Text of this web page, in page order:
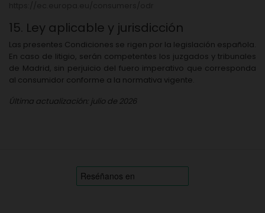
15. Ley aplicable y jurisdicción
Las presentes Condiciones se rigen por la legislación española.
En caso de litigio, serán competentes los juzgados y tribunales
de Madrid, sin perjuicio del fuero imperativo que corresponda
al consumidor conforme a la normativa vigente.
Última actualización: julio de 2026